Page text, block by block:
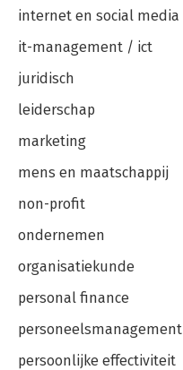
internet en social media
it-management / ict
juridisch
leiderschap
marketing
mens en maatschappij
non-profit
ondernemen
organisatiekunde
personal finance
personeelsmanagement
persoonlijke effectiviteit